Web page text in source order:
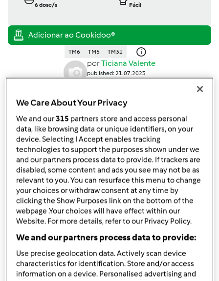
6dose/s
Fácil
TM6 TM5 TM31
porTiciana Valente
published: 21.07.2023
Partilhar receita
Criar uma variante
Ingredientes
Penne de fiambre e ervilhas
1500litroságua
1 1/2colher de chásal
40gramaazeite
300gramamassa tipo penne
We Care About Your Privacy
We and our315 partners store and access personal
data, like browsing data or unique identifiers, on your
device. Selecting I Accept enables tracking
technologies to support the purposes shown under we
and our partners process data to provide. If trackers are
disabled, some content and ads you see may not be as
relevant to you. You can resurface this menu to change
your choices or withdraw consent at any time by
clicking the Show Purposes link on the bottom of the
webpage .Your choices will have effect within our
Website. For more details, refer to our Privacy Policy.
We and our partners process data to provide:
Use precise geolocation data. Actively scan device
characteristics for identification. Store and/or access
information on a device. Personalised advertising and